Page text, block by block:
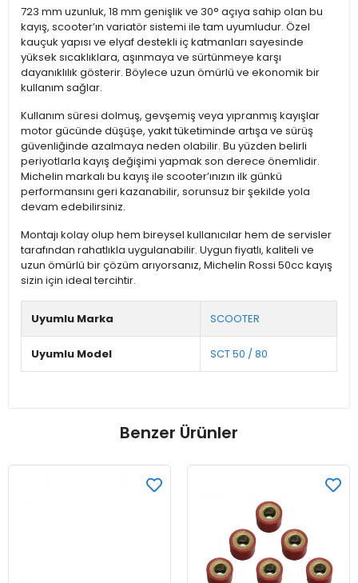
723 mm uzunluk, 18 mm genişlik ve 30° açıya sahip olan bu
kayış, scooter’ın variatör sistemi ile tam uyumludur. Özel
kauçuk yapısı ve elyaf destekli iç katmanları sayesinde
yüksek sıcaklıklara, aşınmaya ve sürtünmeye karşı
dayanıklılık gösterir. Böylece uzun ömürlü ve ekonomik bir
kullanım sağlar.
Kullanım süresi dolmuş, gevşemiş veya yıpranmış kayışlar
motor gücünde düşüşe, yakıt tüketiminde artışa ve sürüş
güvenliğinde azalmaya neden olabilir. Bu yüzden belirli
periyotlarla kayış değişimi yapmak son derece önemlidir.
Michelin markalı bu kayış ile scooter’ınızın ilk günkü
performansını geri kazanabilir, sorunsuz bir şekilde yola
devam edebilirsiniz.
Montajı kolay olup hem bireysel kullanıcılar hem de servisler
tarafından rahatlıkla uygulanabilir. Uygun fiyatlı, kaliteli ve
uzun ömürlü bir çözüm arıyorsanız, Michelin Rossi 50cc kayış
sizin için ideal tercihtir.
Uyumlu Marka SCOOTER
Uyumlu Model SCT 50 / 80
Benzer Ürünler